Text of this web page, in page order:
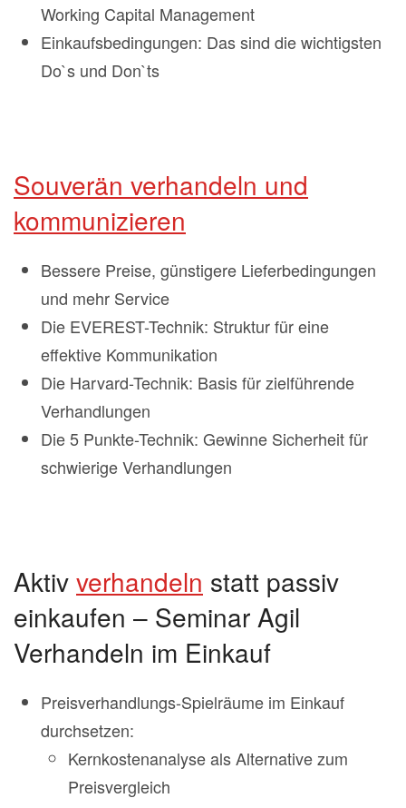
Working Capital Management
Einkaufsbedingungen: Das sind die wichtigsten
Do`s und Don`ts
Souverän verhandeln und
kommunizieren
Bessere Preise, günstigere Lieferbedingungen
und mehr Service
Die EVEREST-Technik: Struktur für eine
effektive Kommunikation
Die Harvard-Technik: Basis für zielführende
Verhandlungen
Die 5 Punkte-Technik: Gewinne Sicherheit für
schwierige Verhandlungen
Aktiv verhandeln statt passiv
einkaufen – Seminar Agil
Verhandeln im Einkauf
Preisverhandlungs-Spielräume im Einkauf
durchsetzen:
Kernkostenanalyse als Alternative zum
Preisvergleich